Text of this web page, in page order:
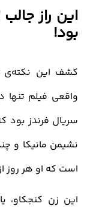
این راز
بود!
کشف این نکته‌ی
واقعی فیلم تنها
سریال فرندز بود
نشیمن مانیکا و
است که او هر روز
این زن کنجکاو،